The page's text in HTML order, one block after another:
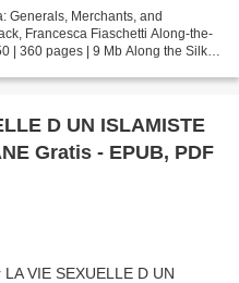
Generals, Merchants, and
Francesca Fiaschetti Along-the-
| 360 pages | 9 Mb Along the Silk
D UN ISLAMISTE
Gratis - EPUB, PDF